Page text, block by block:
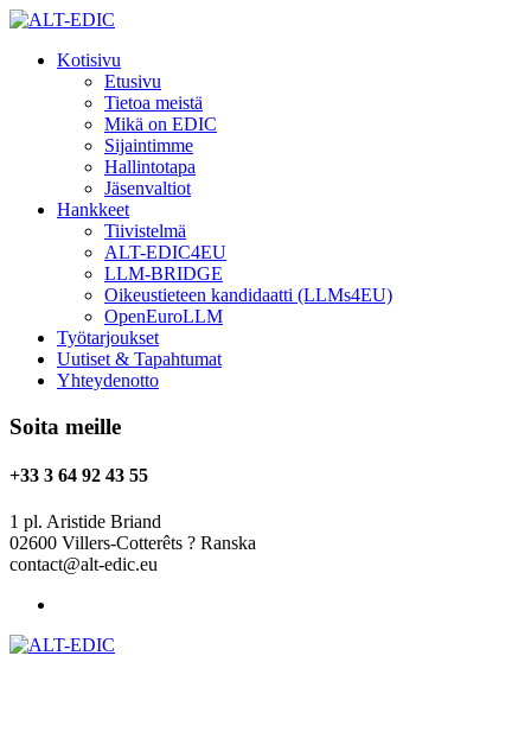
Kotisivu
Etusivu
Tietoa meistä
Mikä on EDIC
Sijaintimme
Hallintotapa
Jäsenvaltiot
Hankkeet
Tiivistelmä
ALT-EDIC4EU
LLM-BRIDGE
Oikeustieteen kandidaatti (LLMs4EU)
OpenEuroLLM
Työtarjoukset
Uutiset & Tapahtumat
Yhteydenotto
Soita meille
+33 3 64 92 43 55
1 pl. Aristide Briand
02600 Villers-Cotterêts ? Ranska
contact@alt-edic.eu